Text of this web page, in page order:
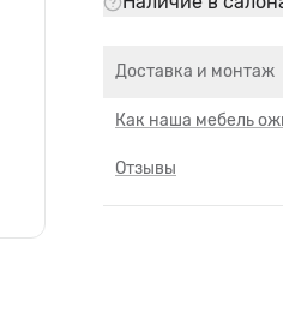
Доставка и монтаж
Как наша мебель
Отзывы